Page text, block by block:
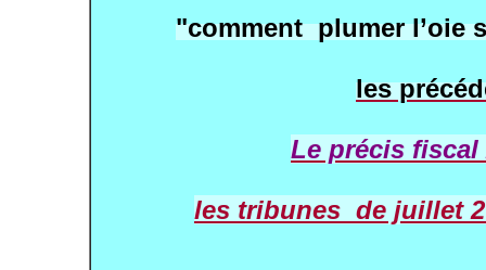
"comment plumer l’oie
les
Le précis fiscal
les tribunes de juillet